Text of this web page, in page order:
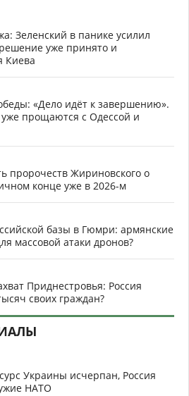
Зеленский в панике усилил
уже принято и
Киева
«Дело идёт к завершению».
прощаются с Одессой и
пророчеств Жириновского о
конце уже в 2026-м
базы в Гюмри: армянские
массовой атаки дронов?
Приднестровья: Россия
своих граждан?
Украины исчерпан, Россия
НАТО